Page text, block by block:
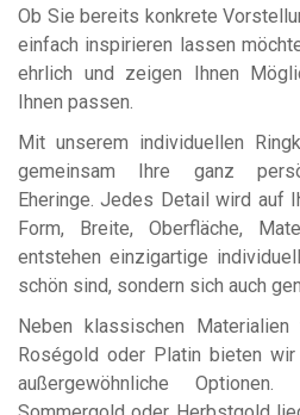
Ob Sie bereits konkrete
einfach inspirieren lassen
ehrlich und zeigen Ihnen
Ihnen passen.
Mit unserem individuellen
gemeinsam Ihre ganz
Eheringe. Jedes Detail wird auf
Form, Breite, Oberfläche,
entstehen einzigartige
schön sind, sondern sich auch
Neben klassischen
Roségold oder Platin bieten wir
außergewöhnliche